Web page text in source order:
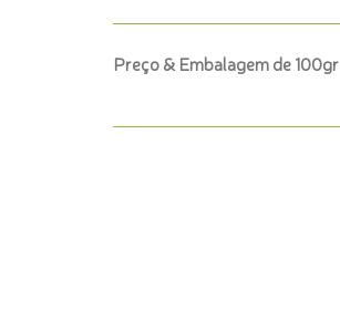
Preço & Embalagem de 100gr